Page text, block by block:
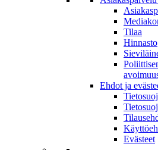
Tilaa
Hinnasto
Ehdot ja
Evästeet